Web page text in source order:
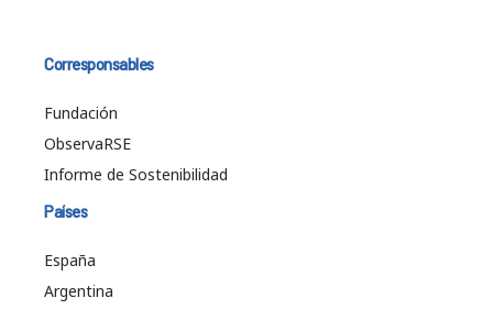
Corresponsables
Fundación
ObservaRSE
Informe de Sostenibilidad
Países
España
Argentina